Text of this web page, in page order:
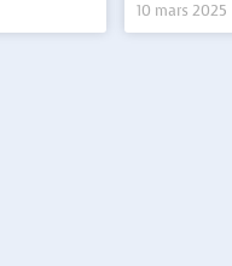
10 mars 2025